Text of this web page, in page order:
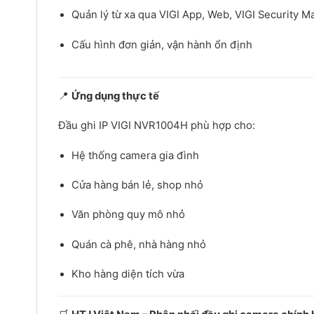
Quản lý từ xa qua VIGI App, Web, VIGI Security
Cấu hình đơn giản, vận hành ổn định
📍 Ứng dụng thực tế
Đầu ghi IP VIGI NVR1004H phù hợp cho:
Hệ thống camera gia đình
Cửa hàng bán lẻ, shop nhỏ
Văn phòng quy mô nhỏ
Quán cà phê, nhà hàng nhỏ
Kho hàng diện tích vừa